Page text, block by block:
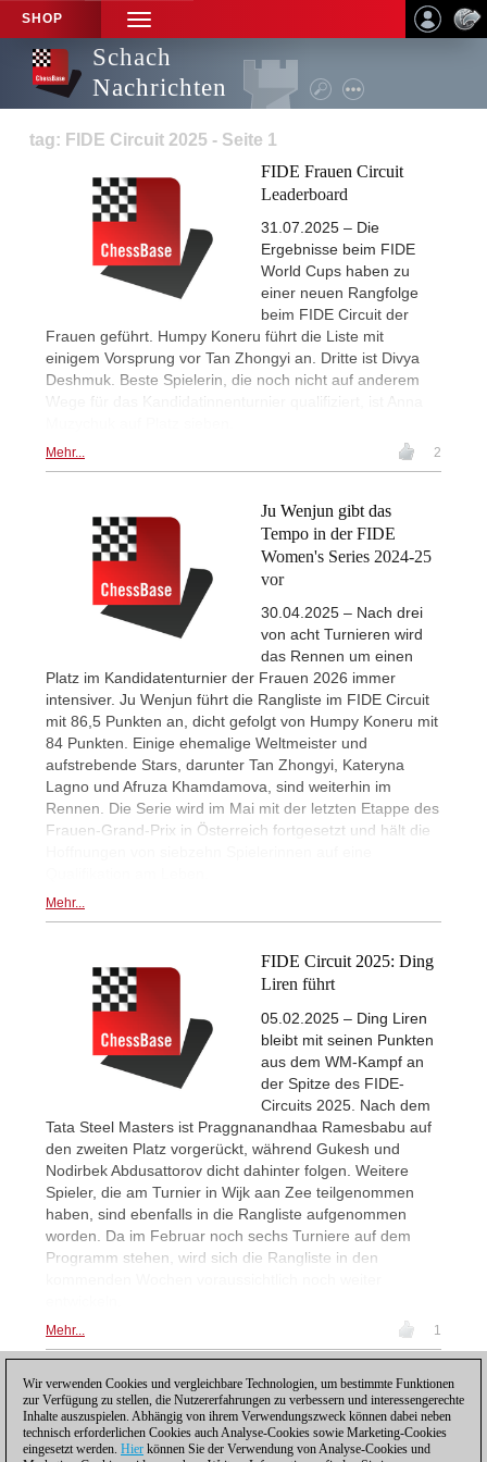
SHOP
TOGGLE
NAVIGATION
Schach
Nachrichten
tag: FIDE Circuit 2025 - Seite 1
FIDE Frauen Circuit
Leaderboard
31.07.2025 – Die
Ergebnisse beim FIDE
World Cups haben zu
einer neuen Rangfolge
beim FIDE Circuit der
Frauen geführt. Humpy Koneru führt die Liste mit
einigem Vorsprung vor Tan Zhongyi an. Dritte ist Divya
Deshmuk. Beste Spielerin, die noch nicht auf anderem
Wege für das Kandidatinnenturnier qualifiziert, ist Anna
Mehr... 2
Ju Wenjun gibt das
Tempo in der FIDE
Women's Series 2024-25
vor
30.04.2025 – Nach drei
von acht Turnieren wird
das Rennen um einen
Platz im Kandidatenturnier der Frauen 2026 immer
intensiver. Ju Wenjun führt die Rangliste im FIDE Circuit
mit 86,5 Punkten an, dicht gefolgt von Humpy Koneru mit
84 Punkten. Einige ehemalige Weltmeister und
aufstrebende Stars, darunter Tan Zhongyi, Kateryna
Lagno und Afruza Khamdamova, sind weiterhin im
Rennen. Die Serie wird im Mai mit der letzten Etappe des
Frauen-Grand-Prix in Österreich fortgesetzt und hält die
Mehr...
FIDE Circuit 2025: Ding
Liren führt
05.02.2025 – Ding Liren
bleibt mit seinen Punkten
aus dem WM-Kampf an
der Spitze des FIDE-
Circuits 2025. Nach dem
Tata Steel Masters ist Praggnanandhaa Ramesbabu auf
den zweiten Platz vorgerückt, während Gukesh und
Nodirbek Abdusattorov dicht dahinter folgen. Weitere
Spieler, die am Turnier in Wijk aan Zee teilgenommen
haben, sind ebenfalls in die Rangliste aufgenommen
worden. Da im Februar noch sechs Turniere auf dem
Programm stehen, wird sich die Rangliste in den
Mehr... 1
1
Wir verwenden Cookies und vergleichbare Technologien, um bestimmte Funktionen
zur Verfügung zu stellen, die Nutzererfahrungen zu verbessern und interessengerechte
Inhalte auszuspielen. Abhängig von ihrem Verwendungszweck können dabei neben
technisch erforderlichen Cookies auch Analyse-Cookies sowie Marketing-Cookies
eingesetzt werden. Hier können Sie der Verwendung von Analyse-Cookies und